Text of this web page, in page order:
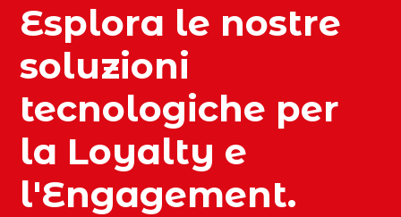
Esplora le nostre
soluzioni
tecnologiche per
la Loyalty e
l'Engagement.